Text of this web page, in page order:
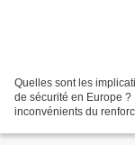
Quelles sont les
de sécurité en Europe
inconvénients du